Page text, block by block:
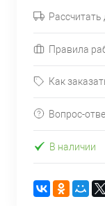
Рассчитать
Правила
Как
Вопрос-
В наличии